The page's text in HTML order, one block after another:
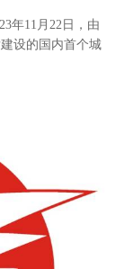
年11月22日，由
设的国内首个城